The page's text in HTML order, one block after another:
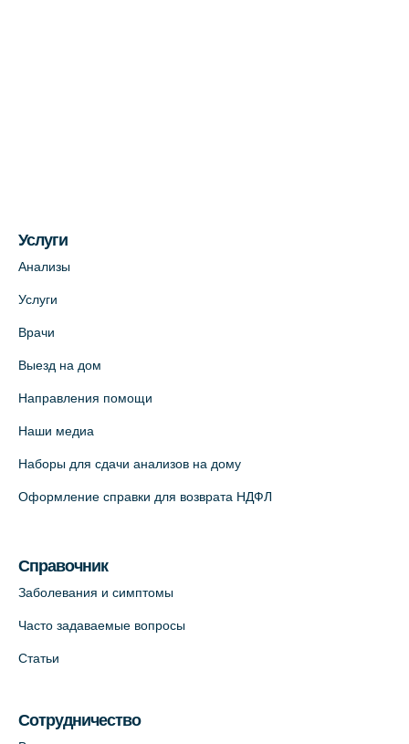
Медицинский центр на пр. Просвещения,
12к2 (официальный партнер)
Медицинский центр "Доктор Семейный"
(официальный партнер),
+7 (812) 664-55-80
На карте
+7 (812) 660-73-69
На карте
На карте
Услуги
Анализы
Услуги
Врачи
Выезд на дом
Направления помощи
Наши медиа
Наборы для сдачи анализов на дому
Оформление справки для возврата НДФЛ
Справочник
Заболевания и симптомы
Часто задаваемые вопросы
Статьи
Сотрудничество